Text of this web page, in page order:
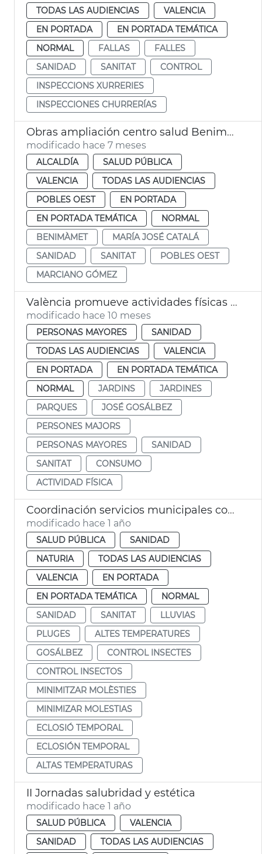
TODAS LAS AUDIENCIAS
VALENCIA
EN PORTADA
EN PORTADA TEMÁTICA
NORMAL
FALLAS
FALLES
SANIDAD
SANITAT
CONTROL
INSPECCIONS XURRERIES
INSPECCIONES CHURRERÍAS
Obras ampliación centro salud Benimàmet València
modificado hace 7 meses
ALCALDÍA
SALUD PÚBLICA
VALENCIA
TODAS LAS AUDIENCIAS
POBLES OEST
EN PORTADA
EN PORTADA TEMÁTICA
NORMAL
BENIMÀMET
MARÍA JOSÉ CATALÁ
SANIDAD
SANITAT
POBLES OEST
MARCIANO GÓMEZ
València promueve actividades físicas al aire libre para adultos
modificado hace 10 meses
PERSONAS MAYORES
SANIDAD
TODAS LAS AUDIENCIAS
VALENCIA
EN PORTADA
EN PORTADA TEMÁTICA
NORMAL
JARDINS
JARDINES
PARQUES
JOSÉ GOSÁLBEZ
PERSONES MAJORS
PERSONAS MAYORES
SANIDAD
SANITAT
CONSUMO
ACTIVIDAD FÍSICA
Coordinación servicios municipales control eclosión insectos
modificado hace 1 año
SALUD PÚBLICA
SANIDAD
NATURIA
TODAS LAS AUDIENCIAS
VALENCIA
EN PORTADA
EN PORTADA TEMÁTICA
NORMAL
SANIDAD
SANITAT
LLUVIAS
PLUGES
ALTES TEMPERATURES
GOSÁLBEZ
CONTROL INSECTES
CONTROL INSECTOS
MINIMITZAR MOLÈSTIES
MINIMIZAR MOLESTIAS
ECLOSIÓ TEMPORAL
ECLOSIÓN TEMPORAL
ALTAS TEMPERATURAS
II Jornadas salubridad y estética
modificado hace 1 año
SALUD PÚBLICA
VALENCIA
SANIDAD
TODAS LAS AUDIENCIAS